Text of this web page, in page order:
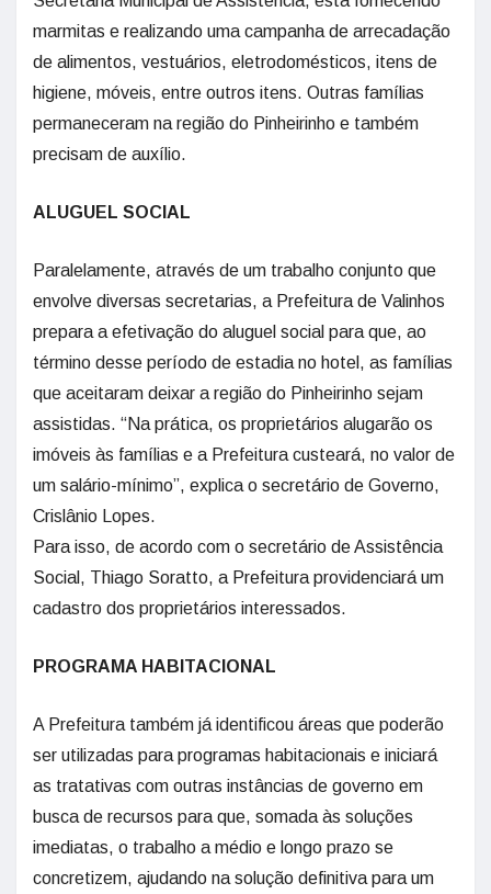
marmitas e realizando uma campanha de arrecadação
de alimentos, vestuários, eletrodomésticos, itens de
higiene, móveis, entre outros itens. Outras famílias
permaneceram na região do Pinheirinho e também
precisam de auxílio.
ALUGUEL SOCIAL
Paralelamente, através de um trabalho conjunto que
envolve diversas secretarias, a Prefeitura de Valinhos
prepara a efetivação do aluguel social para que, ao
término desse período de estadia no hotel, as famílias
que aceitaram deixar a região do Pinheirinho sejam
assistidas. “Na prática, os proprietários alugarão os
imóveis às famílias e a Prefeitura custeará, no valor de
um salário-mínimo”, explica o secretário de Governo,
Crislânio Lopes.
Para isso, de acordo com o secretário de Assistência
Social, Thiago Soratto, a Prefeitura providenciará um
cadastro dos proprietários interessados.
PROGRAMA HABITACIONAL
A Prefeitura também já identificou áreas que poderão
ser utilizadas para programas habitacionais e iniciará
as tratativas com outras instâncias de governo em
busca de recursos para que, somada às soluções
imediatas, o trabalho a médio e longo prazo se
concretizem, ajudando na solução definitiva para um